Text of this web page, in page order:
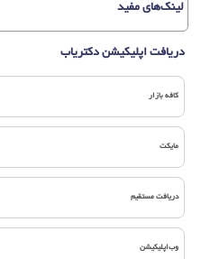
لینک‌های مفید
دریافت اپلیکیشن دکتریاب
کافه بازار
مایکت
دریافت مستقیم
وب‌اپلیکیشن